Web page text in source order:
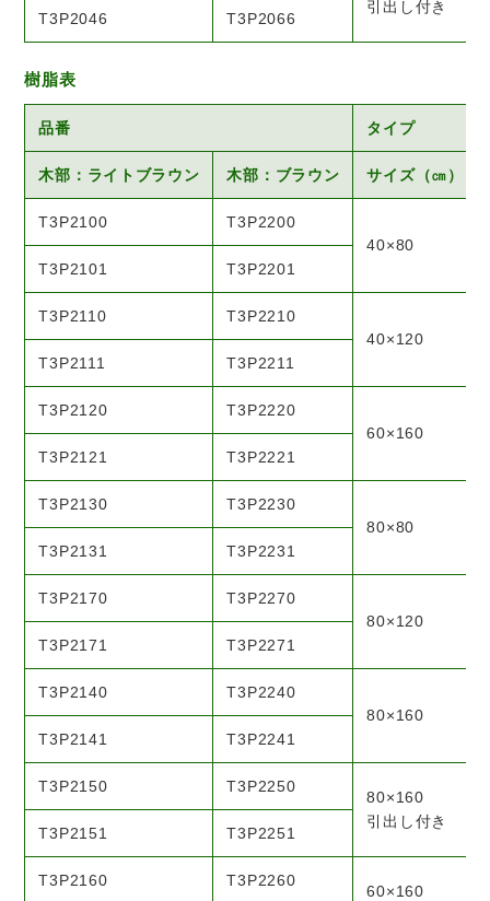
引出し付き
T3P2046 T3P2066
樹脂表
品番 タイプ
木部：ライトブラウン 木部：ブラウン サイズ（㎝）
T3P2100
T3P2200
40×80
T3P2101
T3P2201
T3P2110
T3P2210
40×120
T3P2111
T3P2211
T3P2120
T3P2220
60×160
T3P2121
T3P2221
T3P2130
T3P2230
80×80
T3P2131
T3P2231
T3P2170
T3P2270
80×120
T3P2171
T3P2271
T3P2140
T3P2240
80×160
T3P2141
T3P2241
T3P2150 T3P2250
80×160
引出し付き
T3P2151 T3P2251
T3P2160 T3P2260
60×160